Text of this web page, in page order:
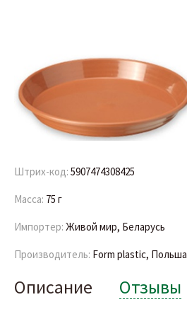
Штрих-код: 5907474308425
Масса: 75 г
Импортер: Живой мир, Беларусь
Производитель: Form plastic, Польша
Описание Отзывы